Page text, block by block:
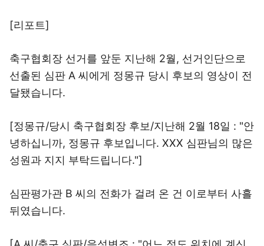
[리포트]
축구협회장 선거를 앞둔 지난해 2월, 선거인단으로
선출된 심판 A 씨에게 정몽규 당시 후보의 영상이 전
달됐습니다.
[정몽규/당시 축구협회장 후보/지난해 2월 18일 : "안
녕하십니까, 정몽규 후보입니다. XXX 심판님의 많은
성원과 지지 부탁드립니다."]
심판평가관 B 씨의 전화가 걸려 온 건 이로부터 사흘
뒤였습니다.